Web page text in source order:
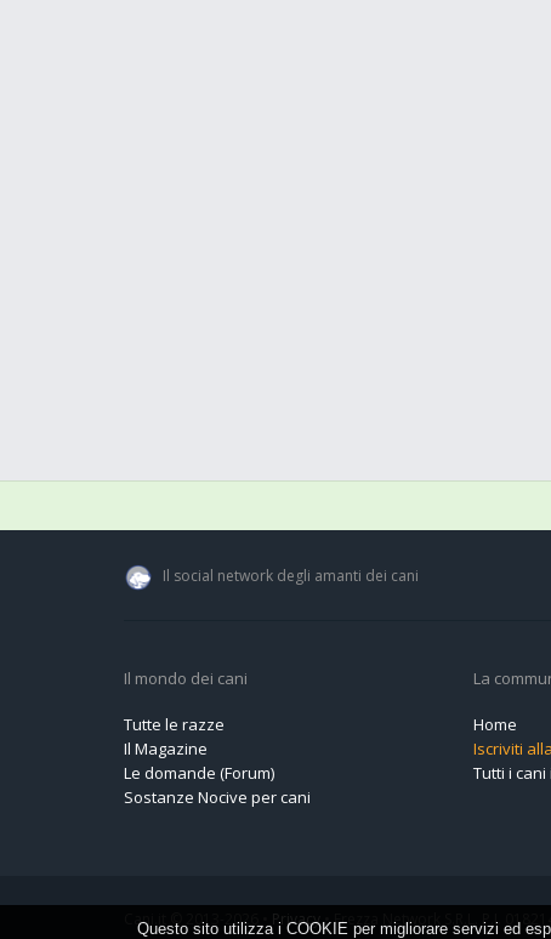
Il social network degli amanti dei cani
Il mondo dei cani
Tutte le razze
Il Magazine
Le domande (Forum)
Sostanze Nocive per cani
La
Home
Iscriviti
Tutti i cani
Cani.it © 2013-2026 • Privacy•Frezza Network S.R.L. P.I.
Questo sito utilizza i COOKIE per migliorare servizi ed